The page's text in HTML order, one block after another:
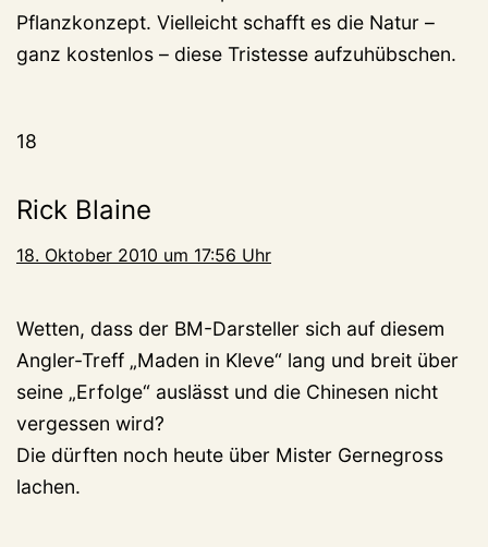
Pflanzkonzept. Vielleicht schafft es die Natur –
ganz kostenlos – diese Tristesse aufzuhübschen.
18
Rick Blaine
18. Oktober 2010 um 17:56 Uhr
Wetten, dass der BM-Darsteller sich auf diesem
Angler-Treff „Maden in Kleve“ lang und breit über
seine „Erfolge“ auslässt und die Chinesen nicht
vergessen wird?
Die dürften noch heute über Mister Gernegross
lachen.